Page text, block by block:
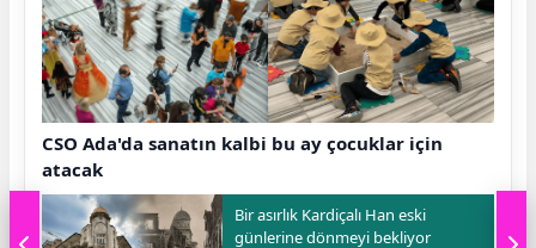
CSO Ada'da sanatın kalbi bu ay çocuklar için
atacak
Bir asırlık Kardiçalı Han eski
günlerine dönmeyi bekliyor